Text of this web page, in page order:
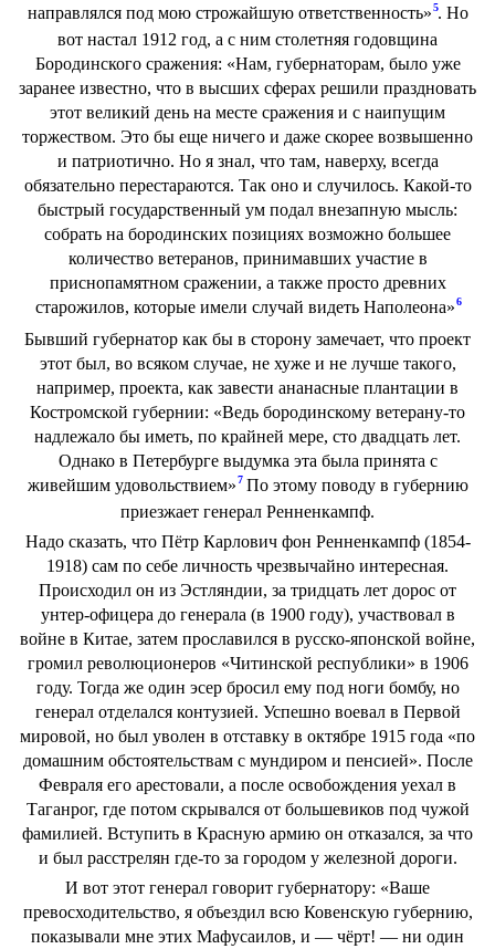
направлялся под мою строжайшую ответственность»5. Но
вот настал 1912 год, а с ним столетняя годовщина
Бородинского сражения: «Нам, губернаторам, было уже
заранее известно, что в высших сферах решили праздновать
этот великий день на месте сражения и с наипущим
торжеством. Это бы еще ничего и даже скорее возвышенно
и патриотично. Но я знал, что там, наверху, всегда
обязательно перестараются. Так оно и случилось. Какой-то
быстрый государственный ум подал внезапную мысль:
собрать на бородинских позициях возможно большее
количество ветеранов, принимавших участие в
приснопамятном сражении, а также просто древних
старожилов, которые имели случай видеть Наполеона»6
Бывший губернатор как бы в сторону замечает, что проект
этот был, во всяком случае, не хуже и не лучше такого,
например, проекта, как завести ананасные плантации в
Костромской губернии: «Ведь бородинскому ветерану-то
надлежало бы иметь, по крайней мере, сто двадцать лет.
Однако в Петербурге выдумка эта была принята с
живейшим удовольствием»7По этому поводу в губернию
приезжает генерал Ренненкампф.
Надо сказать, что Пётр Карлович фон Ренненкампф (1854-
1918) сам по себе личность чрезвычайно интересная.
Происходил он из Эстляндии, за тридцать лет дорос от
унтер-офицера до генерала (в 1900 году), участвовал в
войне в Китае, затем прославился в русско-японской войне,
громил революционеров «Читинской республики» в 1906
году. Тогда же один эсер бросил ему под ноги бомбу, но
генерал отделался контузией. Успешно воевал в Первой
мировой, но был уволен в отставку в октябре 1915 года «по
домашним обстоятельствам с мундиром и пенсией». После
Февраля его арестовали, а после освобождения уехал в
Таганрог, где потом скрывался от большевиков под чужой
фамилией. Вступить в Красную армию он отказался, за что
и был расстрелян где-то за городом у железной дороги.
И вот этот генерал говорит губернатору: «Ваше
превосходительство, я объездил всю Ковенскую губернию,
показывали мне этих Мафусаилов, и — чёрт! — ни один